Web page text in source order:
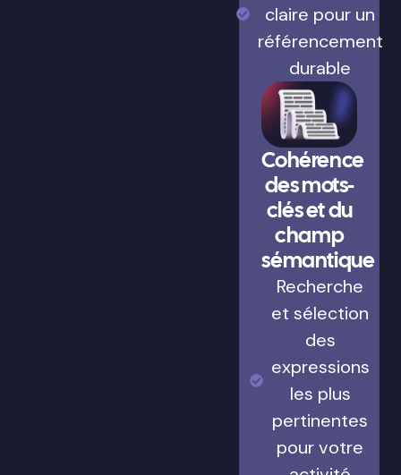
claire pour un
référencement
durable
Cohérence
des mots-
clés et du
champ
sémantique
Recherche
et sélection
des
expressions
les plus
pertinentes
pour votre